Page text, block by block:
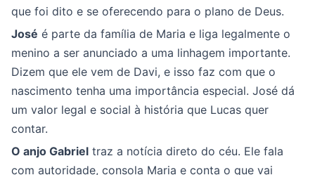
que foi dito e se oferecendo para o plano de Deus.
José é parte da família de Maria e liga legalmente o
menino a ser anunciado a uma linhagem importante.
Dizem que ele vem de Davi, e isso faz com que o
nascimento tenha uma importância especial. José dá
um valor legal e social à história que Lucas quer
contar.
O anjo Gabriel traz a notícia direto do céu. Ele fala
com autoridade, consola Maria e conta o que vai